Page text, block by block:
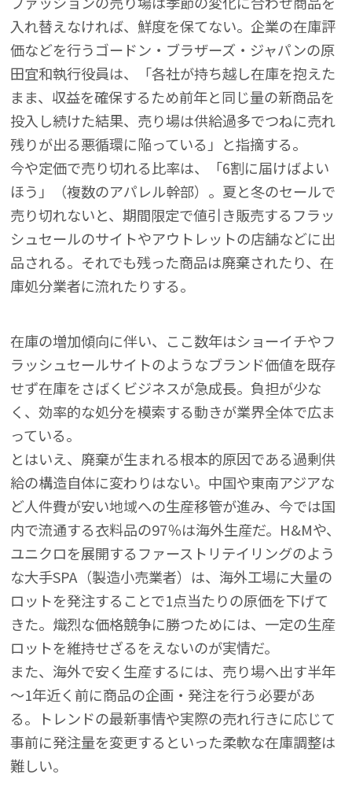
入れ替えなければ、鮮度を保てない。企業の在庫評
価などを行うゴードン・ブラザーズ・ジャパンの原
田宜和執行役員は、「各社が持ち越し在庫を抱えた
まま、収益を確保するため前年と同じ量の新商品を
投入し続けた結果、売り場は供給過多でつねに売れ
残りが出る悪循環に陥っている」と指摘する。
今や定価で売り切れる比率は、「6割に届けばよい
ほう」（複数のアパレル幹部）。夏と冬のセールで
売り切れないと、期間限定で値引き販売するフラッ
シュセールのサイトやアウトレットの店舗などに出
品される。それでも残った商品は廃棄されたり、在
庫処分業者に流れたりする。
在庫の増加傾向に伴い、ここ数年はショーイチやフ
ラッシュセールサイトのようなブランド価値を既存
せず在庫をさばくビジネスが急成長。負担が少な
く、効率的な処分を模索する動きが業界全体で広ま
っている。
とはいえ、廃棄が生まれる根本的原因である過剰供
給の構造自体に変わりはない。中国や東南アジアな
ど人件費が安い地域への生産移管が進み、今では国
内で流通する衣料品の97％は海外生産だ。H&Mや、
ユニクロを展開するファーストリテイリングのよう
な大手SPA（製造小売業者）は、海外工場に大量の
ロットを発注することで1点当たりの原価を下げて
きた。熾烈な価格競争に勝つためには、一定の生産
ロットを維持せざるをえないのが実情だ。
また、海外で安く生産するには、売り場へ出す半年
～1年近く前に商品の企画・発注を行う必要があ
る。トレンドの最新事情や実際の売れ行きに応じて
事前に発注量を変更するといった柔軟な在庫調整は
難しい。